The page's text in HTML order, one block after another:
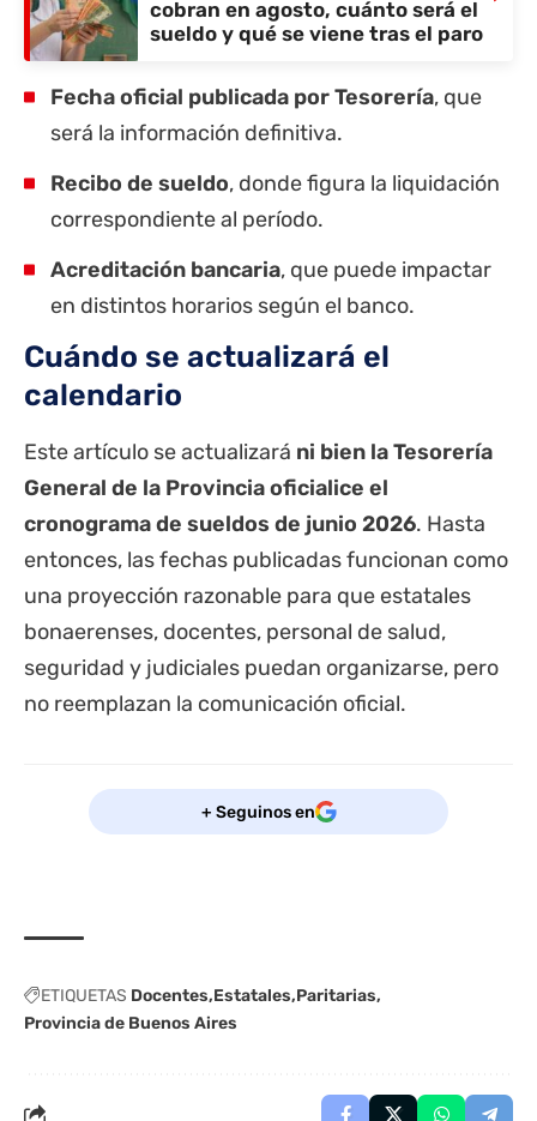
cobran en agosto, cuánto será el
sueldo y qué se viene tras el paro
Fecha oficial publicada por Tesorería, que
será la información definitiva.
Recibo de sueldo, donde figura la liquidación
correspondiente al período.
Acreditación bancaria, que puede impactar
en distintos horarios según el banco.
Cuándo se actualizará el
calendario
Este artículo se actualizará ni bien la Tesorería
General de la Provincia oficialice el
cronograma de sueldos de junio 2026. Hasta
entonces, las fechas publicadas funcionan como
una proyección razonable para que estatales
bonaerenses, docentes, personal de salud,
seguridad y judiciales puedan organizarse, pero
no reemplazan la comunicación oficial.
+ Seguinos en
ETIQUETAS Docentes Estatales Paritarias
Provincia de Buenos Aires